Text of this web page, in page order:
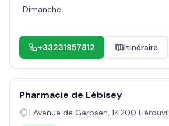
Dimanche
+33231957812 Itinéraire
Pharmacie de Lébisey
1 Avenue de Garbsen, 14200